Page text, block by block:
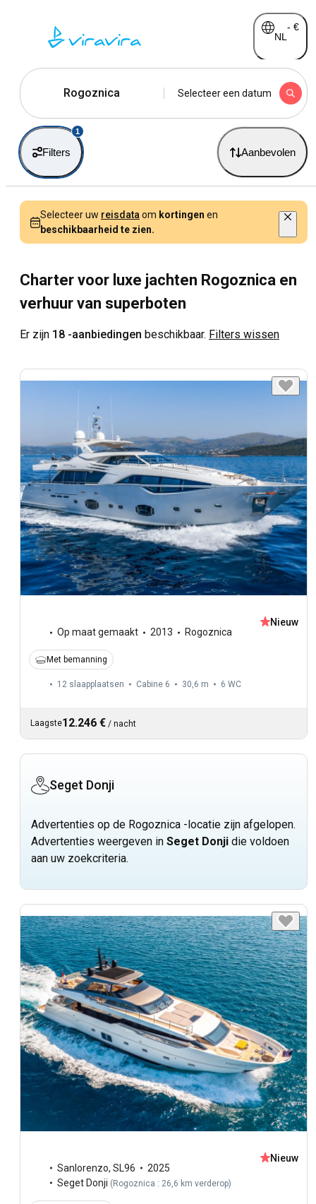
NL
- €
Rogoznica Selecteer een datum
Filters
1
Aanbevolen
Selecteer uw reisdata om kortingen en
beschikbaarheid te zien.
Charter voor luxe jachten Rogoznica en
verhuur van superboten
Er zijn 18 -aanbiedingen beschikbaar. Filters wissen
Op maat gemaakt 2013 Rogoznica
Nieuw
Met bemanning
12 slaapplaatsen Cabine 6 30,6 m 6 WC
Laagste12.246 € / nacht
Seget Donji
Advertenties op de Rogoznica -locatie zijn afgelopen.
Advertenties weergeven in Seget Donji die voldoen
aan uw zoekcriteria.
Sanlorenzo, SL96
2025
Seget Donji (Rogoznica : 26,6 km verderop)
Nieuw